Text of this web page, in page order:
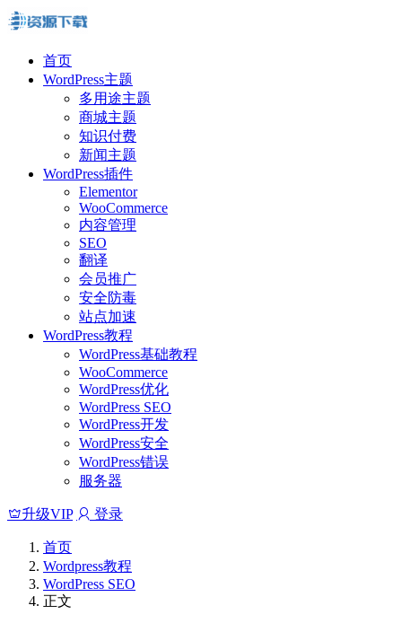
首页
WordPress主题
多用途主题
商城主题
知识付费
新闻主题
WordPress插件
Elementor
WooCommerce
内容管理
SEO
翻译
会员推广
安全防毒
站点加速
WordPress教程
WordPress基础教程
WooCommerce
WordPress优化
WordPress SEO
WordPress开发
WordPress安全
WordPress错误
服务器
升级VIP 登录
首页
Wordpress教程
WordPress SEO
正文